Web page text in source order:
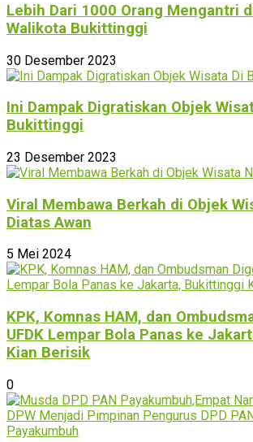
Lebih Dari 1000 Orang Mengantri
Walikota Bukittinggi
30 Desember 2023
Ini Dampak Digratiskan Objek
Bukittinggi
23 Desember 2023
Viral Membawa Berkah di Objek
Diatas Awan
5 Mei 2024
KPK, Komnas HAM, dan
UFDK Lempar Bola Panas ke
Kian Berisik
0